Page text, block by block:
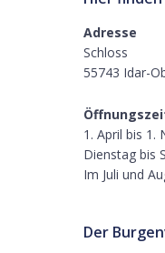
Adresse
Schloss
55743 Idar-
1. April bis 1.
Dienstag bis
Im Juli und
Der